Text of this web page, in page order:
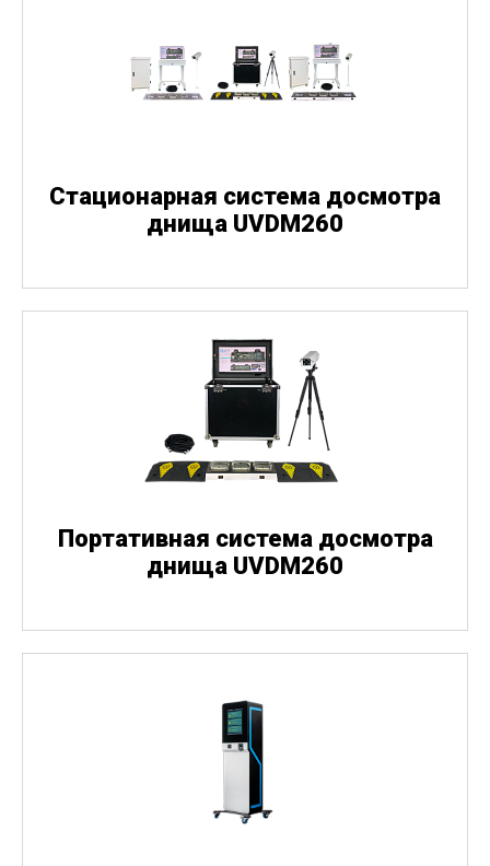
Стационарная система досмотра
днища UVDM260
Портативная система досмотра
днища UVDM260